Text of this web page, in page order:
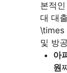
본적
대 대
\times
및 방
아
원